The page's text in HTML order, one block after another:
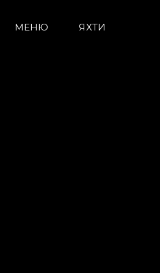
МЕНЮ ЯХТИ